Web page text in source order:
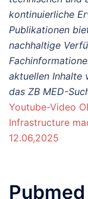
kontinuierliche
Publikationen
nachhaltige
aktuellen Inhalte
das ZB MED-
Youtube-Video
Infrastructure
12.06,2025